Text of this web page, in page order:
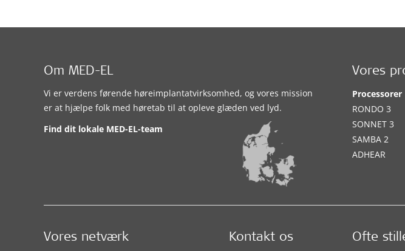
Om MED-EL
Vi er verdens førende høreimplantatvirksomhed, og vores mission
er at hjælpe folk med høretab til at opleve glæden ved lyd.
Find dit lokale MED-EL-team
Vores
Processorer
RONDO 3
SONNET 3
SAMBA 2
ADHEAR
Ofte
Vores netværk Kontakt os